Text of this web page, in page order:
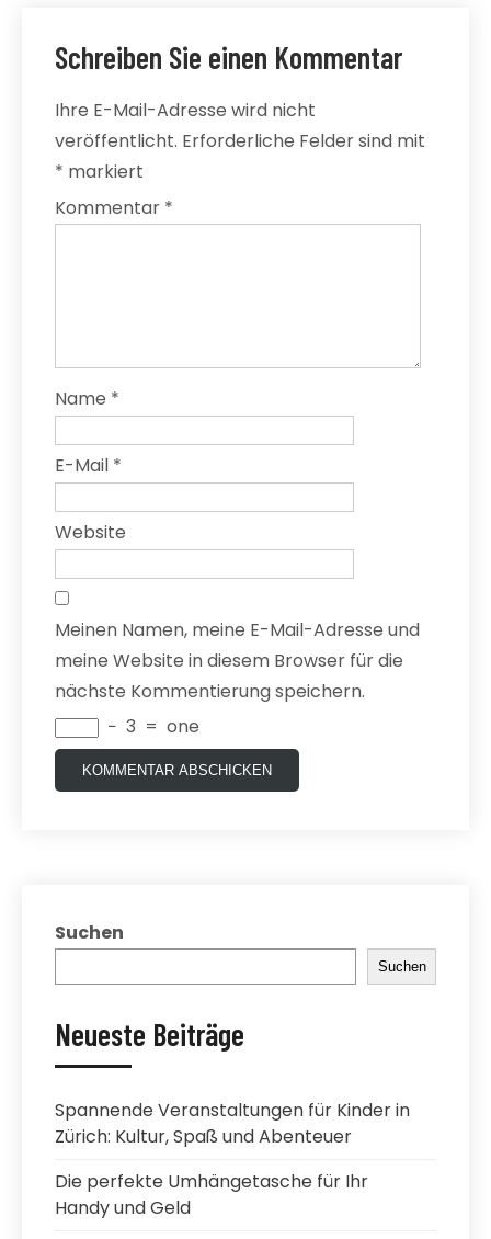
Schreiben Sie einen Kommentar
Ihre E-Mail-Adresse wird nicht
veröffentlicht. Erforderliche Felder sind mit
* markiert
Kommentar *
Name *
E-Mail *
Website
Meinen Namen, meine E-Mail-Adresse und
meine Website in diesem Browser für die
nächste Kommentierung speichern.
− 3 = one
Suchen
Suchen
Neueste Beiträge
Spannende Veranstaltungen für Kinder in
Zürich: Kultur, Spaß und Abenteuer
Die perfekte Umhängetasche für Ihr
Handy und Geld